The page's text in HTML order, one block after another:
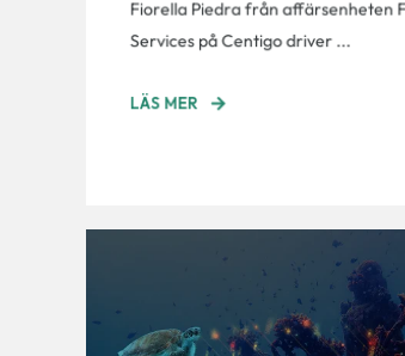
Fiorella Piedra från affärsenheten
Services på Centigo driver ...
LÄS MER